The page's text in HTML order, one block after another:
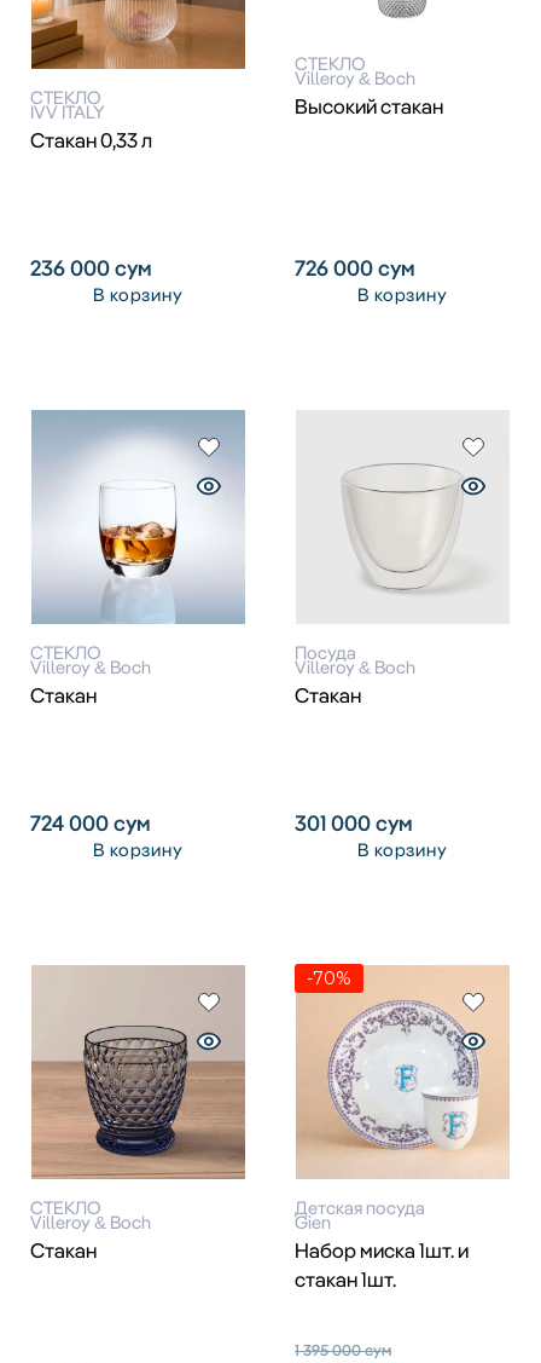
СТЕКЛО
IVV ITALY
Стакан 0,33 л
236 000сум
В корзину
СТЕКЛО
Villeroy & Boch
Высокий стакан
726 000сум
В корзину
СТЕКЛО
Villeroy & Boch
Стакан
724 000сум
В корзину
Посуда
Villeroy & Boch
Стакан
301 000сум
В корзину
СТЕКЛО
Villeroy & Boch
Стакан
-70%
Детская посуда
Gien
Набор миска 1шт. и
стакан 1шт.
1 395 000сум